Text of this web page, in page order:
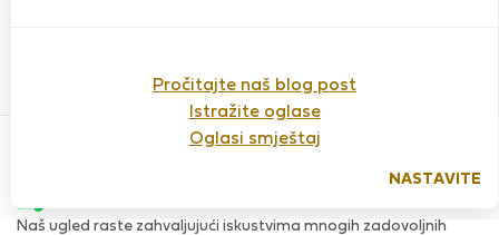
Pročitajte naš blog post
Istražite oglase
Oglasi smještaj
NASTAVITE
Povjerenje & Sigurnost
Naš ugled raste zahvaljujući iskustvima mnogih zadovoljnih